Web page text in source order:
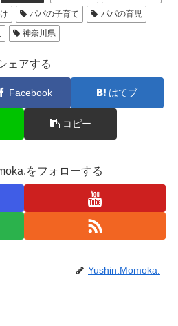
パパの子育て
パパの育児
神奈川県
ェアする
Facebook はてブ
コピー
をフォローする
Yushin.Momoka.